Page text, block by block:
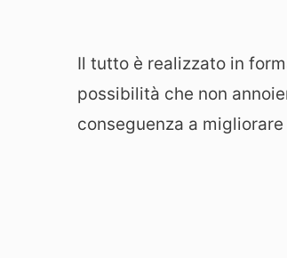
Il tutto è realizzato in
possibilità che non
conseguenza a